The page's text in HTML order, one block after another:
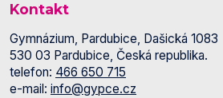
Kontakt
Gymnázium, Pardubice, Dašická 1083
530 03 Pardubice, Česká republika.
telefon: 466 650 715
e-mail: info@gypce.cz